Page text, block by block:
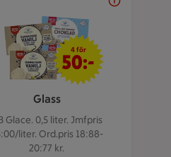
Glass
Glace. 0,5 liter. Jmfpris
liter. Ord.pris 18:88-
20:77 kr.
4 för 50 kr
4 för
50:-